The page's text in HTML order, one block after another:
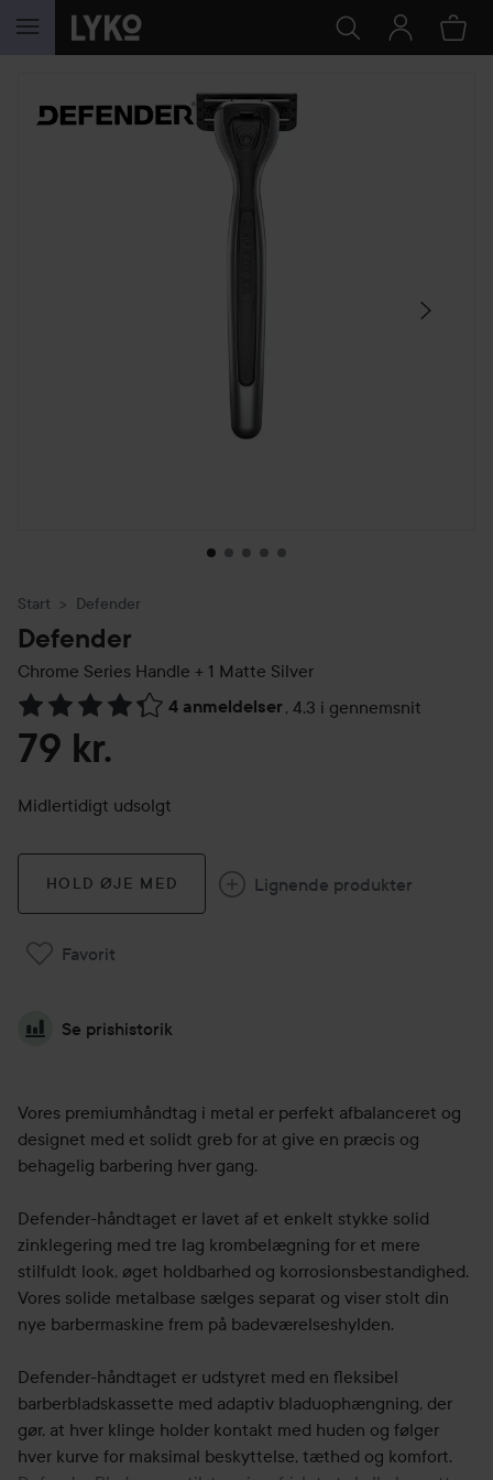
GÅ TIL INDHOLD
SPRING OVER SEKTIONEN
Start Defender
Defender
Chrome Series Handle + 1 Matte Silver
4 anmeldelser, 4.3 i gennemsnit
Gå til Anmeldelser & kommentarer
79 kr.
Midlertidigt udsolgt
HOLD ØJE MED Lignende produkter
Favorit
Se prishistorik
Vores premiumhåndtag i metal er perfekt afbalanceret og
designet med et solidt greb for at give en præcis og
behagelig barbering hver gang.
Defender-håndtaget er lavet af et enkelt stykke solid
zinklegering med tre lag krombelægning for et mere
stilfuldt look, øget holdbarhed og korrosionsbestandighed.
Vores solide metalbase sælges separat og viser stolt din
nye barbermaskine frem på badeværelseshylden.
Defender-håndtaget er udstyret med en fleksibel
barberbladskassette med adaptiv bladuophængning, der
gør, at hver klinge holder kontakt med huden og følger
hver kurve for maksimal beskyttelse, tæthed og komfort.